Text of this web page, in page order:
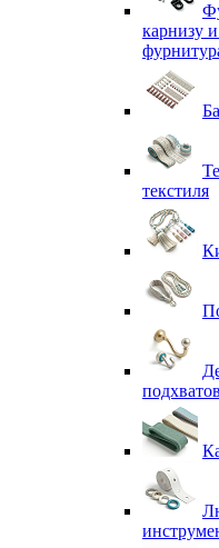
карнизу
текстиля
подхватов